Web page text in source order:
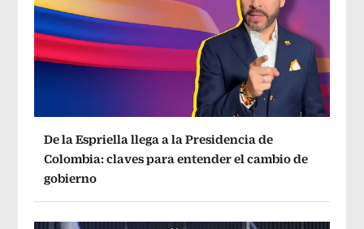
De la Espriella llega a la Presidencia de
Colombia: claves para entender el cambio de
gobierno